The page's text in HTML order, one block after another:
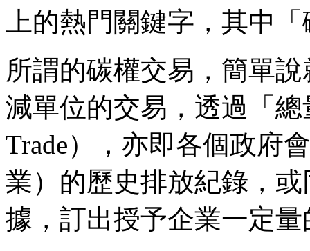
上的熱門關鍵字，其中
所謂的碳權交易，簡單
減單位的交易，透過「
Trade），亦即各個政府
業）的歷史排放紀錄，
據，訂出授予企業一定